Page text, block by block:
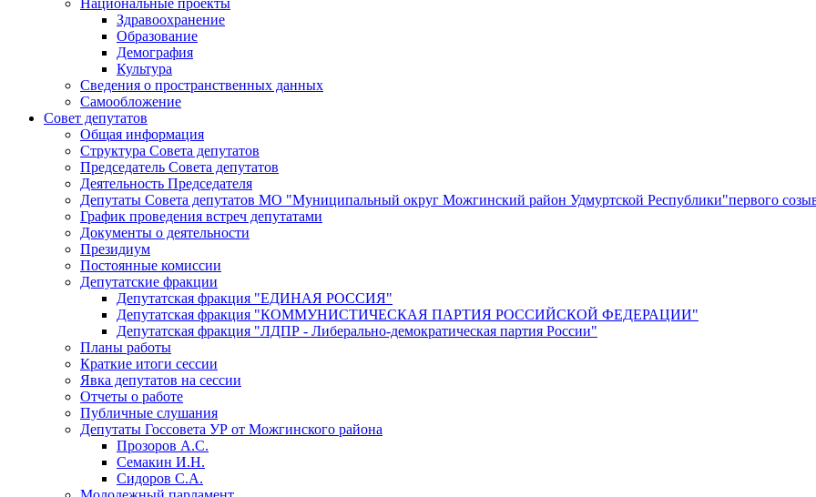
Здравоохранение
Образование
Демография
Культура
Сведения о пространственных данных
Самообложение
Совет депутатов
Общая информация
Структура Совета депутатов
Председатель Совета депутатов
Деятельность Председателя
Депутаты Совета депутатов МО "Муниципальный округ Можгинский район Удмуртской Республики"первого
График проведения встреч депутатами
Документы о деятельности
Президиум
Постоянные комиссии
Депутатские фракции
Депутатская фракция "ЕДИНАЯ РОССИЯ"
Депутатская фракция "КОММУНИСТИЧЕСКАЯ ПАРТИЯ РОССИЙСКОЙ ФЕДЕРАЦИИ"
Депутатская фракция "ЛДПР - Либерально-демократическая партия России"
Планы работы
Краткие итоги сессии
Явка депутатов на сессии
Отчеты о работе
Публичные слушания
Депутаты Госсовета УР от Можгинского района
Прозоров А.С.
Семакин И.Н.
Сидоров С.А.